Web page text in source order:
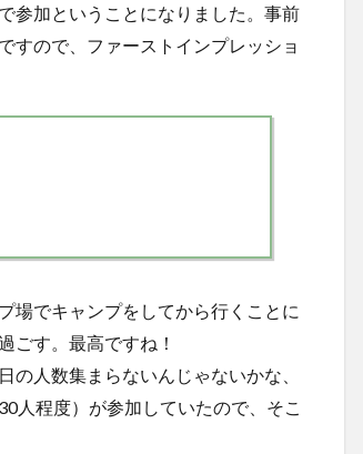
参加ということになりました。事前
すので、ファーストインプレッショ
場でキャンプをしてから行くことに
ごす。最高ですね！
人数集まらないんじゃないかな、
人程度）が参加していたので、そこ